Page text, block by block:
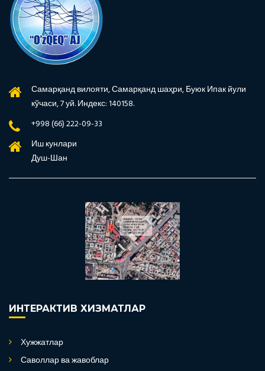
Самарқанд вилояти, Самарқанд шаҳри, Буюк Ипак йули
кўчаси, 7 уй. Индекс: 140158.
+998 (66) 222-09-33
Иш кунлари
Душ-Шан
ИНТЕРАКТИВ ХИЗМАТЛАР
Хужжатлар
Саволлар ва жавоблар